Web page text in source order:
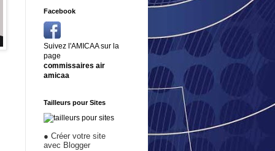
Facebook
Suivez l'AMICAA sur la
page
commissaires air
amicaa
Tailleurs pour Sites
● Créer votre site
avec Blogger